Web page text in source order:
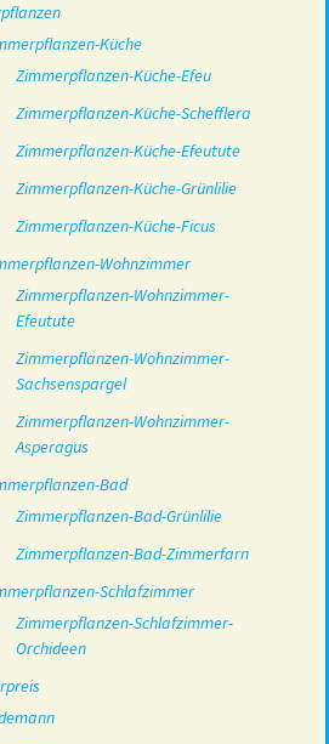
Küche
Zimmerpflanzen-Küche-Efeu
Zimmerpflanzen-Küche-Schefflera
Zimmerpflanzen-Küche-Efeutute
Zimmerpflanzen-Küche-Grünlilie
Zimmerpflanzen-Küche-Ficus
Wohnzimmer
Zimmerpflanzen-Wohnzimmer-
Efeutute
Zimmerpflanzen-Wohnzimmer-
Sachsenspargel
Zimmerpflanzen-Wohnzimmer-
Asperagus
Bad
Zimmerpflanzen-Bad-Grünlilie
Zimmerpflanzen-Bad-Zimmerfarn
Schlafzimmer
Zimmerpflanzen-Schlafzimmer-
Orchideen